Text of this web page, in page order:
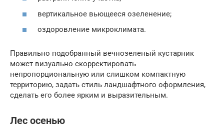
вертикальное вьющееся озеленение;
оздоровление микроклимата.
Правильно подобранный вечнозеленый кустарник
может визуально скорректировать
непропорциональную или слишком компактную
территорию, задать стиль ландшафтного оформления,
сделать его более ярким и выразительным.
Лес осенью